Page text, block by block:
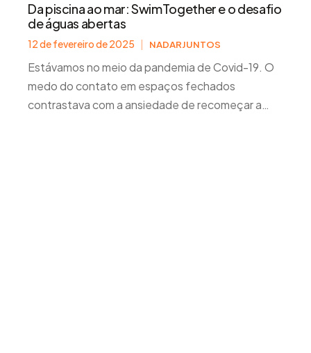
Da piscina ao mar: SwimTogether e o desafio
de águas abertas
12 de fevereiro de 2025 | NADARJUNTOS
Estávamos no meio da pandemia de Covid-19. O
medo do contato em espaços fechados
contrastava com a ansiedade de recomeçar a